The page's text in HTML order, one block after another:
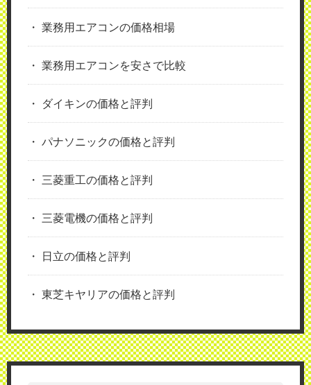
業務用エアコンの価格相場
業務用エアコンを安さで比較
ダイキンの価格と評判
パナソニックの価格と評判
三菱重工の価格と評判
三菱電機の価格と評判
日立の価格と評判
東芝キヤリアの価格と評判